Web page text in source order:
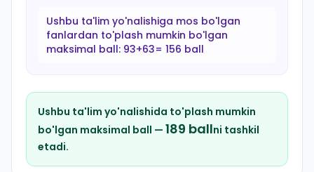
Ushbu ta'lim yo'nalishiga mos bo'lgan
fanlardan to'plash mumkin bo'lgan
maksimal ball: 93+63= 156 ball
Ushbu ta'lim yo'nalishida to'plash mumkin
bo'lgan maksimal ball — 189 ballni tashkil
etadi.